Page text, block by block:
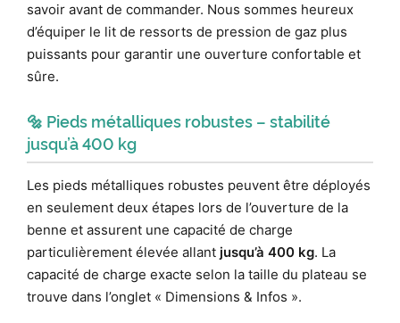
savoir avant de commander. Nous sommes heureux
d’équiper le lit de ressorts de pression de gaz plus
puissants pour garantir une ouverture confortable et
sûre.
🔩 Pieds métalliques robustes – stabilité
jusqu’à 400 kg
Les pieds métalliques robustes peuvent être déployés
en seulement deux étapes lors de l’ouverture de la
benne et assurent une capacité de charge
particulièrement élevée allant jusqu’à 400 kg. La
capacité de charge exacte selon la taille du plateau se
trouve dans l’onglet « Dimensions & Infos ».